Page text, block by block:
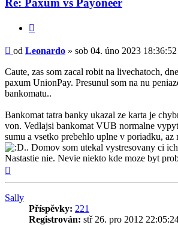
Re: Paxum vs Payoneer
Příspěvek
od Leonardo » sob 04. úno 2023 18:36:52
Caute, zas som zacal robit na livechatoch,
paxum UnionPay. Presunul som na nu
bankomatu..
Bankomat tatra banky ukazal ze karta je
von. Vedlajsi bankomat VUB normalne
sumu a vsetko prebehlo uplne v poriadku, az
.. Domov som utekal vystresovany ci
Nastastie nie. Nevie niekto kde moze byt
Sally
Příspěvky: 221
Registrován: stř 26. pro 2012